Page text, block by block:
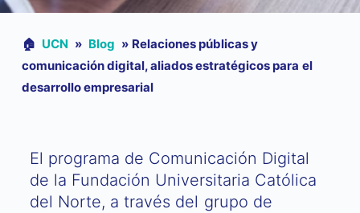
🏠︎ UCN » Blog » Relaciones públicas y
comunicación digital, aliados estratégicos para el
desarrollo empresarial
El programa de Comunicación Digital
de la Fundación Universitaria Católica
del Norte, a través del grupo de